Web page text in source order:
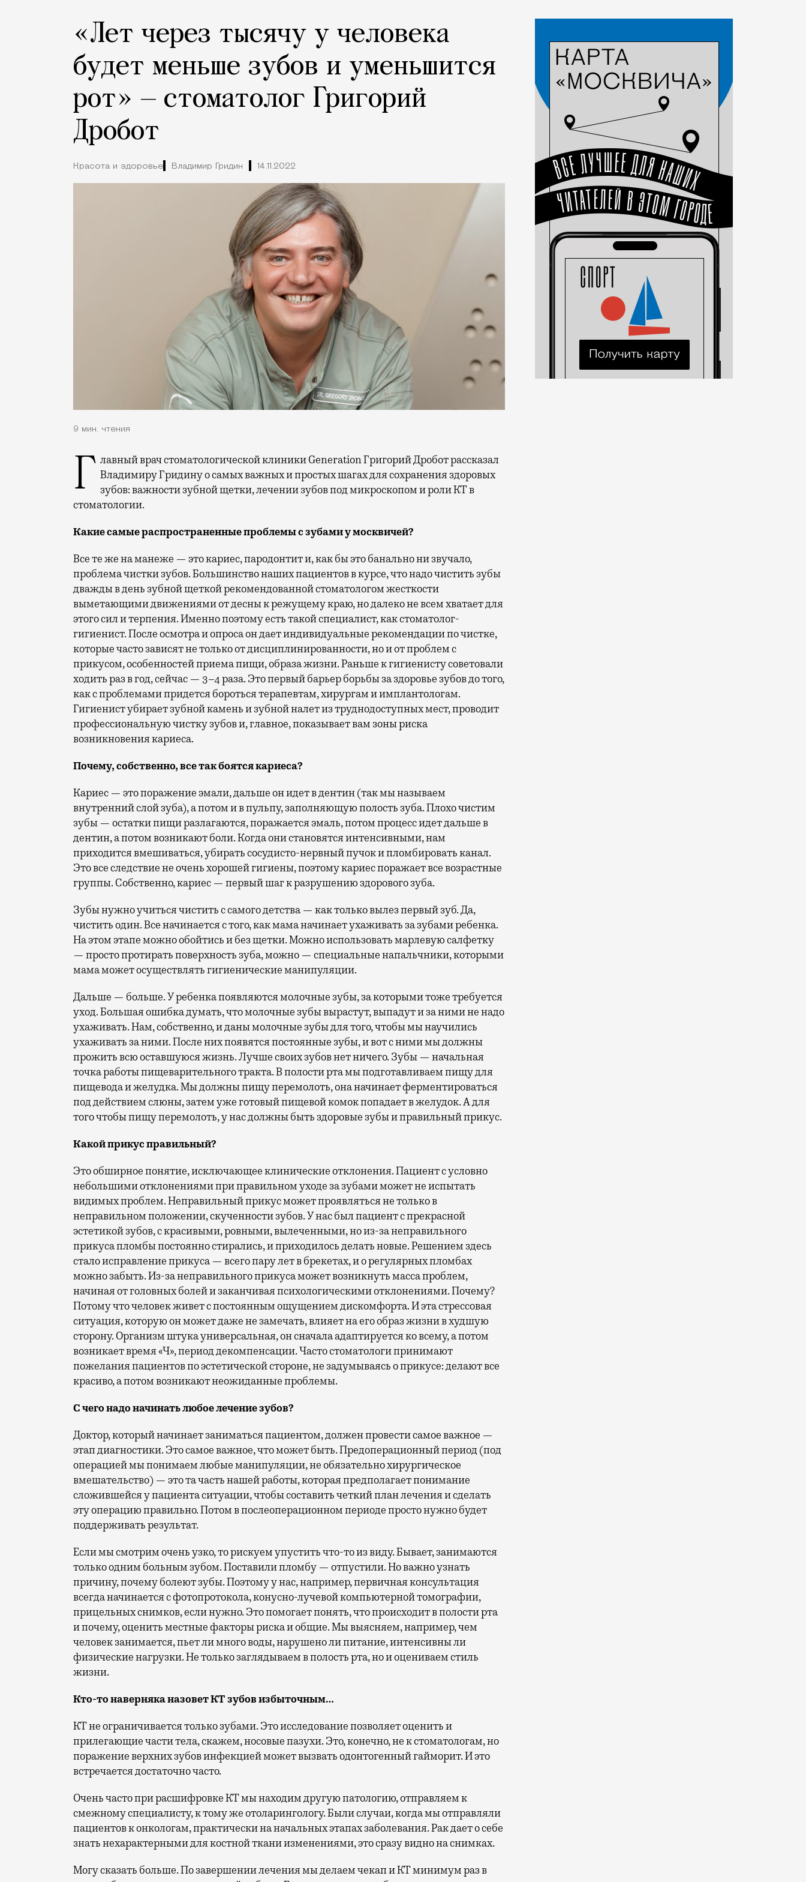
«Лет через тысячу у человека
будет меньше зубов и уменьшится
рот» — стоматолог Григорий
Дробот
Красота и здоровье Владимир Гридин 14.11.2022
9 мин. чтения
Главный врач стоматологической клиники Generation Григорий Дробот рассказал Владимиру Гридину о самых важных и простых шагах для сохранения здоровых
зубов: важности зубной щетки, лечении зубов под микроскопом и роли КТ в
стоматологии.
Какие самые распространенные проблемы с зубами у москвичей?
Все те же на манеже — это кариес, пародонтит и, как бы это банально ни звучало,
проблема чистки зубов. Большинство наших пациентов в курсе, что надо чистить зубы
дважды в день зубной щеткой рекомендованной стоматологом жесткости
выметающими движениями от десны к режущему краю, но далеко не всем хватает для
этого сил и терпения. Именно поэтому есть такой специалист, как стоматолог-
гигиенист. После осмотра и опроса он дает индивидуальные рекомендации по чистке,
которые часто зависят не только от дисциплинированности, но и от проблем с
прикусом, особенностей приема пищи, образа жизни. Раньше к гигиенисту советовали
ходить раз в год, сейчас — 3–4 раза. Это первый барьер борьбы за здоровье зубов до того,
как с проблемами придется бороться терапевтам, хирургам и имплантологам.
Гигиенист убирает зубной камень и зубной налет из труднодоступных мест, проводит
профессиональную чистку зубов и, главное, показывает вам зоны риска
возникновения кариеса.
Почему, собственно, все так боятся кариеса?
Кариес — это поражение эмали, дальше он идет в дентин (так мы называем
внутренний слой зуба), а потом и в пульпу, заполняющую полость зуба. Плохо чистим
зубы — остатки пищи разлагаются, поражается эмаль, потом процесс идет дальше в
дентин, а потом возникают боли. Когда они становятся интенсивными, нам
приходится вмешиваться, убирать сосудисто-нервный пучок и пломбировать канал.
Это все следствие не очень хорошей гигиены, поэтому кариес поражает все возрастные
группы. Собственно, кариес — первый шаг к разрушению здорового зуба.
Зубы нужно учиться чистить с самого детства — как только вылез первый зуб. Да,
чистить один. Все начинается с того, как мама начинает ухаживать за зубами ребенка.
На этом этапе можно обойтись и без щетки. Можно использовать марлевую салфетку
— просто протирать поверхность зуба, можно — специальные напальчники, которыми
мама может осуществлять гигиенические манипуляции.
Дальше — больше. У ребенка появляются молочные зубы, за которыми тоже требуется
уход. Большая ошибка думать, что молочные зубы вырастут, выпадут и за ними не надо
ухаживать. Нам, собственно, и даны молочные зубы для того, чтобы мы научились
ухаживать за ними. После них появятся постоянные зубы, и вот с ними мы должны
прожить всю оставшуюся жизнь. Лучше своих зубов нет ничего. Зубы — начальная
точка работы пищеварительного тракта. В полости рта мы подготавливаем пищу для
пищевода и желудка. Мы должны пищу перемолоть, она начинает ферментироваться
под действием слюны, затем уже готовый пищевой комок попадает в желудок. А для
того чтобы пищу перемолоть, у нас должны быть здоровые зубы и правильный прикус.
Какой прикус правильный?
Это обширное понятие, исключающее клинические отклонения. Пациент с условно
небольшими отклонениями при правильном уходе за зубами может не испытать
видимых проблем. Неправильный прикус может проявляться не только в
неправильном положении, скученности зубов. У нас был пациент с прекрасной
эстетикой зубов, с красивыми, ровными, вылеченными, но из-за неправильного
прикуса пломбы постоянно стирались, и приходилось делать новые. Решением здесь
стало исправление прикуса — всего пару лет в брекетах, и о регулярных пломбах
можно забыть. Из-за неправильного прикуса может возникнуть масса проблем,
начиная от головных болей и заканчивая психологическими отклонениями. Почему?
Потому что человек живет с постоянным ощущением дискомфорта. И эта стрессовая
ситуация, которую он может даже не замечать, влияет на его образ жизни в худшую
сторону. Организм штука универсальная, он сначала адаптируется ко всему, а потом
возникает время «Ч», период декомпенсации. Часто стоматологи принимают
пожелания пациентов по эстетической стороне, не задумываясь о прикусе: делают все
красиво, а потом возникают неожиданные проблемы.
С чего надо начинать любое лечение зубов?
Доктор, который начинает заниматься пациентом, должен провести самое важное —
этап диагностики. Это самое важное, что может быть. Предоперационный период (под
операцией мы понимаем любые манипуляции, не обязательно хирургическое
вмешательство) — это та часть нашей работы, которая предполагает понимание
сложившейся у пациента ситуации, чтобы составить четкий план лечения и сделать
эту операцию правильно. Потом в послеоперационном периоде просто нужно будет
поддерживать результат.
Если мы смотрим очень узко, то рискуем упустить что-то из виду. Бывает, занимаются
только одним больным зубом. Поставили пломбу — отпустили. Но важно узнать
причину, почему болеют зубы. Поэтому у нас, например, первичная консультация
всегда начинается с фотопротокола, конусно-лучевой компьютерной томографии,
прицельных снимков, если нужно. Это помогает понять, что происходит в полости рта
и почему, оценить местные факторы риска и общие. Мы выясняем, например, чем
человек занимается, пьет ли много воды, нарушено ли питание, интенсивны ли
физические нагрузки. Не только заглядываем в полость рта, но и оцениваем стиль
жизни.
Кто-то наверняка назовет КТ зубов избыточным…
КТ не ограничивается только зубами. Это исследование позволяет оценить и
прилегающие части тела, скажем, носовые пазухи. Это, конечно, не к стоматологам, но
поражение верхних зубов инфекцией может вызвать одонтогенный гайморит. И это
встречается достаточно часто.
Очень часто при расшифровке КТ мы находим другую патологию, отправляем к
смежному специалисту, к тому же отоларингологу. Были случаи, когда мы отправляли
пациентов к онкологам, практически на начальных этапах заболевания. Рак дает о себе
знать нехарактерными для костной ткани изменениями, это сразу видно на снимках.
Могу сказать больше. По завершении лечения мы делаем чекап и КТ минимум раз в